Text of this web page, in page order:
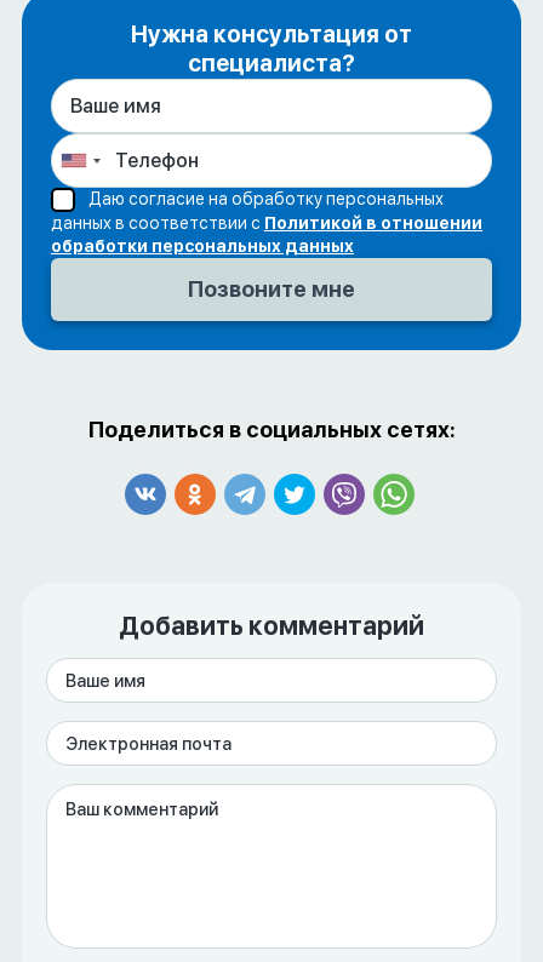
Нужна консультация от
специалиста?
Даю согласие на обработку персональных
данных в соответствии с Политикой в отношении
обработки персональных данных
Поделиться в социальных сетях:
Добавить комментарий